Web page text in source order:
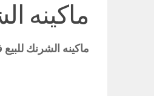
ماكينه
ماكينه الشرنك